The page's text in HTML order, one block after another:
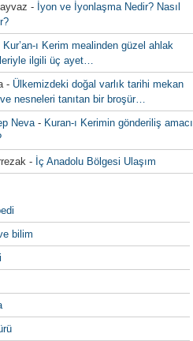
- İyon ve İyonlaşma Nedir? Nasıl
Kur’an-ı Kerim mealinden güzel ahlak
ilgili üç ayet…
- Ülkemizdeki doğal varlık tarihi mekan
nesneleri tanıtan bir broşür…
Neva- Kuran-ı Kerimin gönderiliş amacı
- İç Anadolu Bölgesi Ulaşım
bilim